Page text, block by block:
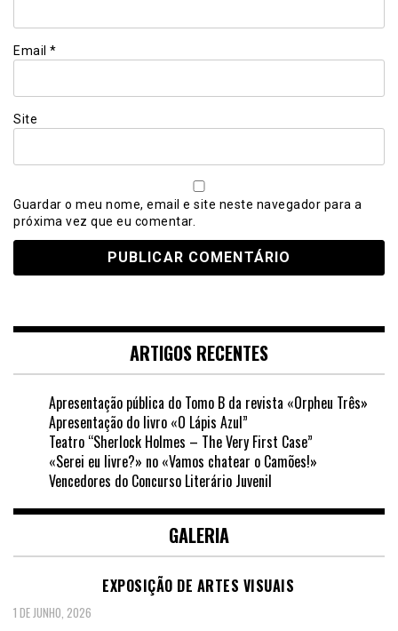
Email *
Site
Guardar o meu nome, email e site neste navegador para a
próxima vez que eu comentar.
ARTIGOS RECENTES
Apresentação pública do Tomo B da revista «Orpheu Três»
Apresentação do livro «O Lápis Azul”
Teatro “Sherlock Holmes – The Very First Case”
«Serei eu livre?» no «Vamos chatear o Camões!»
Vencedores do Concurso Literário Juvenil
GALERIA
EXPOSIÇÃO DE ARTES VISUAIS
1 DE JUNHO, 2026